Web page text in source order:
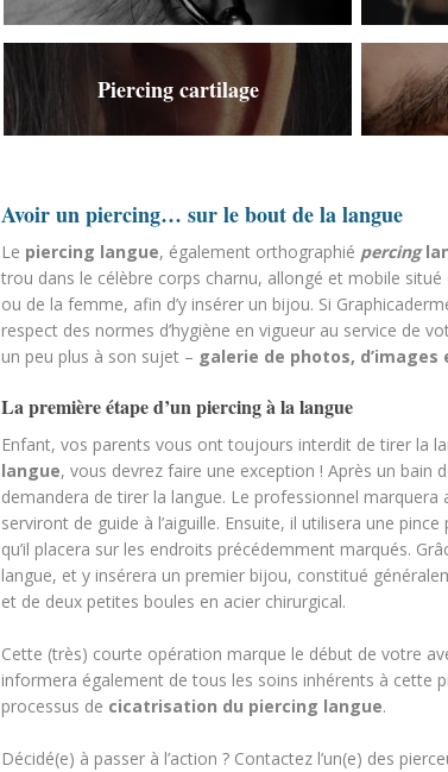
Piercing cartilage
Avoir un piercing… sur le bout de la langue
Le piercing langue, également orthographié percing
trou dans le célèbre corps charnu, allongé et mobile situé
ou de la femme, afin d’y insérer un bijou. Si
respect des normes d’hygiène en vigueur au service de
un peu plus à son sujet – galerie de photos, d’images
La première étape d’un piercing à la langue
Enfant, vos parents vous ont toujours interdit de tirer la
langue, vous devrez faire une exception ! Après un bain
demandera de tirer la langue. Le professionnel marquera
serviront de guide à l’aiguille. Ensuite, il utilisera une
qu’il placera sur les endroits précédemment marqués.
langue, et y insérera un premier bijou, constitué
et de deux petites boules en acier chirurgical.
Cette (très) courte opération marque le début de votre
informera également de tous les soins inhérents à cette
processus de cicatrisation du piercing langue.
Décidé(e) à passer à l’action ? Contactez l’un(e) des